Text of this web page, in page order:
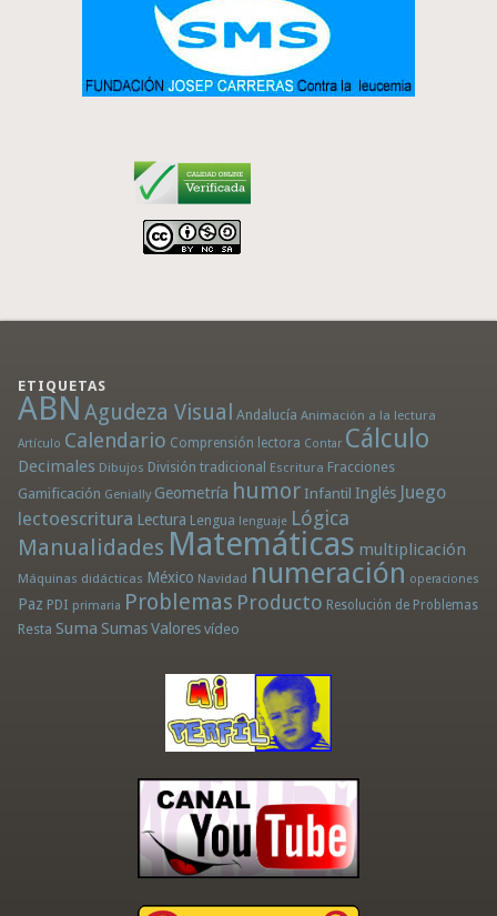
ETIQUETAS
ABN Agudeza Visual Andalucía Animación a la lectura
Artículo Calendario Comprensión lectora Contar Cálculo
Decimales Dibujos División tradicional Escritura Fracciones
Gamificación Genially Geometría humor Infantil Inglés Juego
lectoescritura Lectura Lengua lenguaje Lógica
Manualidades Matemáticas multiplicación
Máquinas didácticas México Navidad numeración operaciones
Paz PDI primaria Problemas Producto Resolución de Problemas
Resta Suma Sumas Valores vídeo